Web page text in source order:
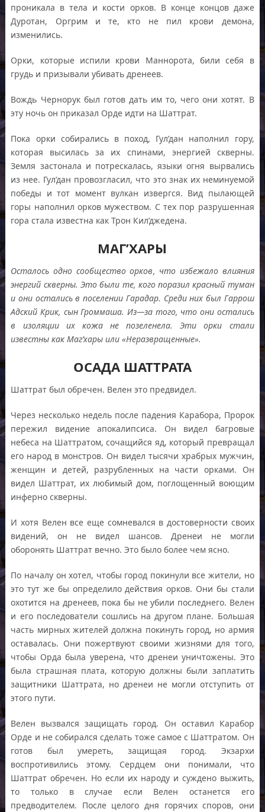
проникала в тела и кости орков. В конце концов даже
Дуротан, Оргрим и те, кто не пил крови демона,
изменились.
Орки, которые испили крови Маннорота, били себя в
грудь и призывали убивать дренеев.
Вождь Чернорук был готов дать им то, чего они хотят. В
эту ночь он приказал Орде идти на Шаттрат.
Пока орки собирались в поход, Гул’дан наполнил гору,
которая высилась за их спинами, энергией скверны.
Земля застонала и потрескалась, языки огня вырвались
из нее. Гул’дан провозгласил, что это знак их неминуемой
победы и тот момент вулкан извергся. Вид пылающей
горы наполнил орков мужеством. С тех пор разрушенная
гора стала известна как Трон Кил’джедена.
МАГ’ХАРЫ
Осталось одно сообщество орков, что избежало влияния
энергий скверны. Это были те, кого поразил красный туман
и они остались в поселении Гарадар. Среди них был Гаррош
Адский Крик, сын Громмаша. Из—за того, что они остались
в изоляции их кожа не позеленела.Эти орки стали
известны как Маг’хары или «Неразвращенные».
ОСАДА ШАТТРАТА
Шаттрат был обречен. Велен это предвидел.
Через несколько недель после падения Карабора, Пророк
пережил видение апокалипсиса. Он видел багровые
небеса на Шаттратом, сочащийся яд, который превращал
его народ в монстров. Он видел тысячи храбрых мужчин,
женщин и детей, разрубленных на части орками. Он
видел Шаттрат, их любимый дом, поглощенный воющим
инферно скверны.
И хотя Велен все еще сомневался в достоверности своих
видений, он не видел шансов. Дренеи не могли
оборонять Шаттрат вечно. Это было более чем ясно.
По началу он хотел, чтобы город покинули все жители, но
это тут же бы определило действия орков. Они бы стали
охотится на дренеев, пока бы не убили последнего. Велен
и его последователи сошлись на другом плане. Большая
часть мирных жителей должна покинуть город, но армия
оставалась. Они пожертвуют своими жизнями для того,
чтобы Орда была уверена, что дренеи уничтожены. Это
была страшная плата, которую должны были заплатить
защитники Шаттрата, но дренеи не могли отступить от
этого пути.
Велен вызвался защищать город. Он оставил Карабор
Орде и не собирался сделать тоже самое с Шаттратом. Он
готов был умереть, защищая город. Экзархи
воспротивились этому. Сердцем они понимали, что
Шаттрат обречен. Но если их народу и суждено выжить,
то только в случае если Велен останется его
предводителем. После целого дня горячих споров, они